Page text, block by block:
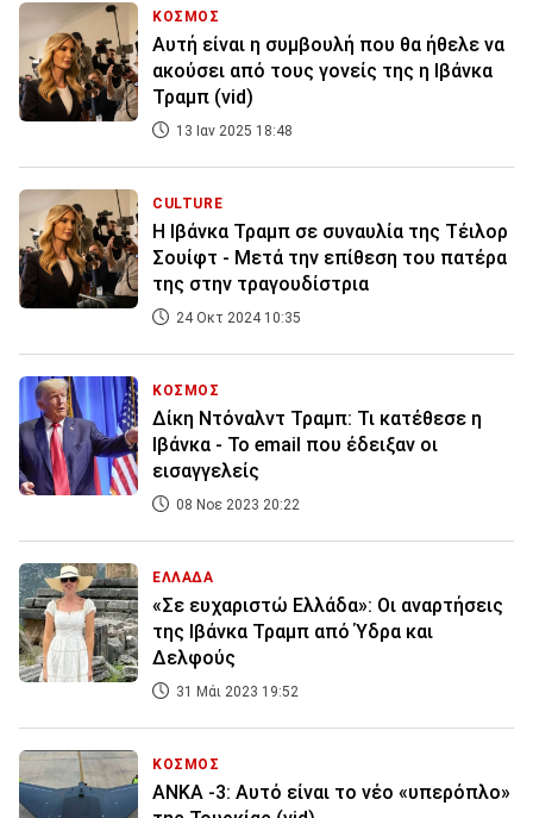
ΚΟΣΜΟΣ
Αυτή είναι η συμβουλή που θα ήθελε να
ακούσει από τους γονείς της η Ιβάνκα
Τραμπ (vid)
13 Ιαν 2025 18:48
CULTURE
Η Ιβάνκα Τραμπ σε συναυλία της Τέιλορ
Σουίφτ - Μετά την επίθεση του πατέρα
της στην τραγουδίστρια
24 Οκτ 2024 10:35
ΚΟΣΜΟΣ
Δίκη Ντόναλντ Τραμπ: Τι κατέθεσε η
Ιβάνκα - Το email που έδειξαν οι
εισαγγελείς
08 Νοε 2023 20:22
ΕΛΛΑΔΑ
«Σε ευχαριστώ Ελλάδα»: Οι αναρτήσεις
της Ιβάνκα Τραμπ από Ύδρα και
Δελφούς
31 Μάι 2023 19:52
ΚΟΣΜΟΣ
ANKA -3: Αυτό είναι το νέο «υπερόπλο»